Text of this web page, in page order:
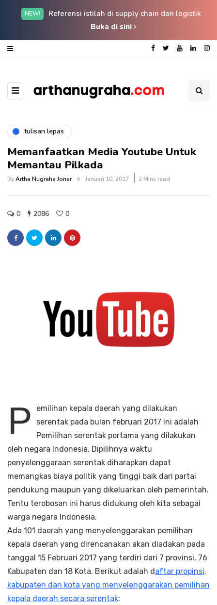
NEW!
Referensi istilah di supply chain dan logistik
Buka di sini
tulisan lepas
Memanfaatkan Media Youtube Untuk
Memantau Pilkada
ByArtha Nugraha Jonar Januari 10, 2017 2 Mins read
0 2086 0
P
emilihan kepala daerah yang dilakukan
serentak pada bulan februari 2017 ini adalah
Pemilihan serentak pertama yang dilakukan
oleh negara Indonesia. Dipilihnya waktu
penyelenggaraan serentak diharapkan dapat
memangkas biaya politik yang tinggi baik dari partai
pendukung maupun yang dikeluarkan oleh pemerintah.
Tentu terobosan ini harus didukung oleh kita sebagai
warga negara Indonesia.
Ada 101 daerah yang menyelenggarakan pemilihan
kepala daerah yang direncanakan akan diadakan pada
tanggal 15 Februari 2017 yang terdiri dari 7 provinsi, 76
Kabupaten dan 18 Kota. Berikut adalah daftar propinsi,
kabupaten dan kota yang menyelenggarakan pemilihan
kepala daerah secara serentak: